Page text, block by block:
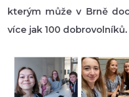
kterým může v Brně
více jak 100 dobrovolníků.